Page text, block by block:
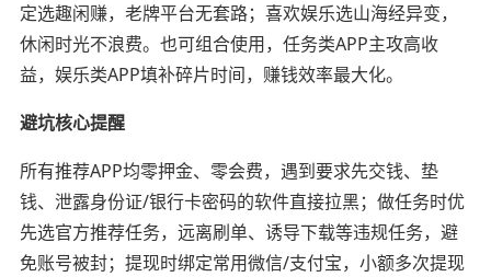
定选趣闲赚，老牌平台无套路；喜欢娱乐选山海经异变，
休闲时光不浪费。也可组合使用，任务类APP主攻高收
益，娱乐类APP填补碎片时间，赚钱效率最大化。
避坑核心提醒
所有推荐APP均零押金、零会费，遇到要求先交钱、垫
钱、泄露身份证/银行卡密码的软件直接拉黑；做任务时优
先选官方推荐任务，远离刷单、诱导下载等违规任务，避
免账号被封；提现时绑定常用微信/支付宝，小额多次提现